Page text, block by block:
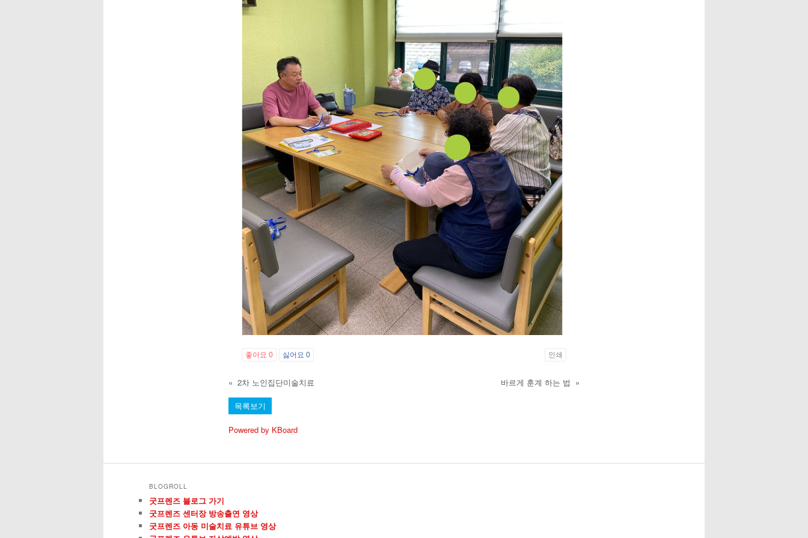
좋아요 0 싫어요 0 인쇄
« 2차 노인집단미술치료 바르게 훈계 하는 법 »
목록보기
Powered by KBoard
BLOGROLL
굿프렌즈 블로그 가기
굿프렌즈 센터장 방송출연 영상
굿프렌즈 아동 미술치료 유튜브 영상